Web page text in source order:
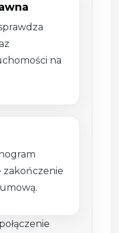
na
zakończenie